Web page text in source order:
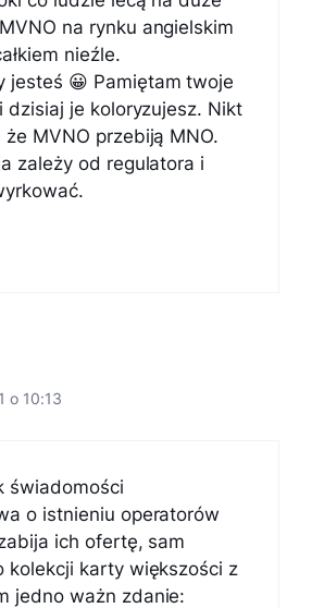
na rynku angielskim
nieźle.
jesteś 😀 Pamiętam twoje
dzisiaj je koloryzujesz. Nikt
że MVNO przebiją MNO.
zależy od regulatora i
o 10:13
świadomości
o istnieniu operatorów
ich ofertę, sam
kolekcji karty większości z
jedno ważn zdanie: